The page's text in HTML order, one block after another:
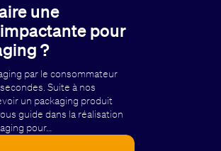
une
pour
?
par le consommateur
Suite à nos
un packaging produit
guide dans la réalisation
pour…